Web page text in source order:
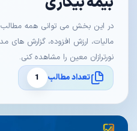
در این بخش می توانی همه
مالیات، ارزش افزوده، گزارش های
نورترازان معین را مشاهده کنی.
تعداد مطالب
1